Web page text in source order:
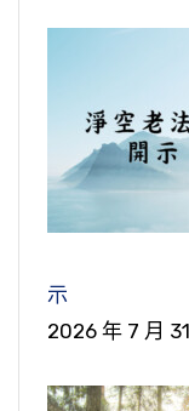
節錄自：千
心陀羅尼經（
這個條件就
定足以把我
學戒、學定，
節錄自：千手
心陀羅尼經（
示
2026 年 7 月